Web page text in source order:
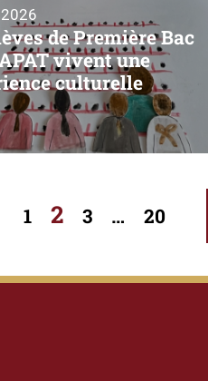
de Première Bac
vivent une
culturelle
1 2 3 … 20